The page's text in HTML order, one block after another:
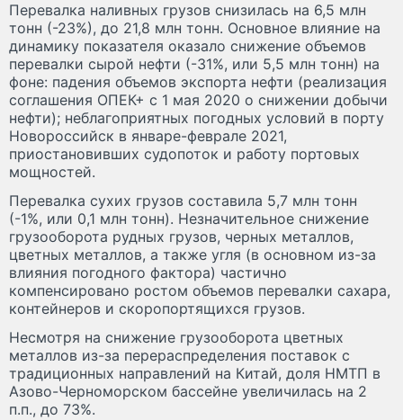
Перевалка наливных грузов снизилась на 6,5 млн
тонн (-23%), до 21,8 млн тонн. Основное влияние на
динамику показателя оказало снижение объемов
перевалки сырой нефти (-31%, или 5,5 млн тонн) на
фоне: падения объемов экспорта нефти (реализация
соглашения ОПЕК+ с 1 мая 2020 о снижении добычи
нефти); неблагоприятных погодных условий в порту
Новороссийск в январе-феврале 2021,
приостановивших судопоток и работу портовых
мощностей.
Перевалка сухих грузов составила 5,7 млн тонн
(-1%, или 0,1 млн тонн). Незначительное снижение
грузооборота рудных грузов, черных металлов,
цветных металлов, а также угля (в основном из-за
влияния погодного фактора) частично
компенсировано ростом объемов перевалки сахара,
контейнеров и скоропортящихся грузов.
Несмотря на снижение грузооборота цветных
металлов из-за перераспределения поставок с
традиционных направлений на Китай, доля НМТП в
Азово-Черноморском бассейне увеличилась на 2
п.п., до 73%.